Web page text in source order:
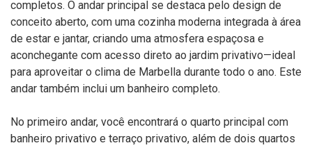
completos. O andar principal se destaca pelo design de
conceito aberto, com uma cozinha moderna integrada à área
de estar e jantar, criando uma atmosfera espaçosa e
aconchegante com acesso direto ao jardim privativo—ideal
para aproveitar o clima de Marbella durante todo o ano. Este
andar também inclui um banheiro completo.
No primeiro andar, você encontrará o quarto principal com
banheiro privativo e terraço privativo, além de dois quartos